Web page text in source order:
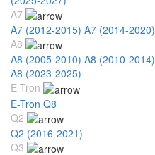
A7
A7 (2012-2015) A7 (2014-2020)
A8
A8 (2005-2010) A8 (2010-2014)
A8 (2023-2025)
E-Tron
E-Tron Q8
Q2
Q2 (2016-2021)
Q3